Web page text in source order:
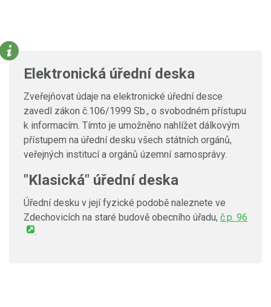
Elektronická úřední deska
Zveřejňovat údaje na elektronické úřední desce
zavedl zákon č.106/1999 Sb., o svobodném přístupu
k informacím. Tímto je umožněno nahlížet dálkovým
přístupem na úřední desku všech státních orgánů,
veřejných institucí a orgánů územní samosprávy.
"Klasická" úřední deska
Úřední desku v její fyzické podobě naleznete ve
Zdechovicích na staré budově obecního úřadu, č.p. 96
.